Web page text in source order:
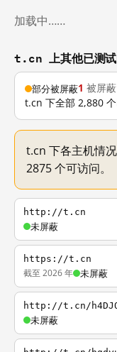
加载中……
t.cn 上其他已测试
部分被屏蔽1 被屏蔽
t.cn 下全部 2,880
t.cn 下各主机情
2875 个可访问。
http://t.cn
未屏蔽
https://t.cn
截至 2026 年 未屏蔽
http://t.cn/
未屏蔽